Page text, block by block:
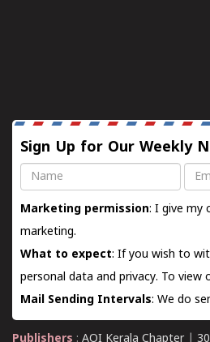
Sign Up for Our Weekly
Name
Marketing permission: I give my
marketing.
What to expect: If you wish to
personal data and privacy. To view
Mail Sending Intervals: We do
Publishers : AOI Kerala Chapter|